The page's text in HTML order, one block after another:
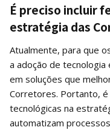
É preciso incluir
estratégia das
Atualmente, para que
a adoção de tecnologia
em soluções que
Corretores. Portanto, é
tecnológicas na
automatizam